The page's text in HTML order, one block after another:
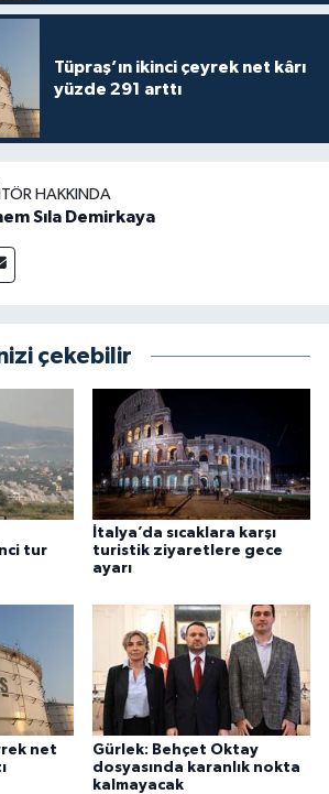
Tüpraş’ın ikinci çeyrek net kârı
yüzde 291 arttı
HAKKINDA
Sıla Demirkaya
çekebilir
tur
İtalya’da sıcaklara karşı
turistik ziyaretlere gece
ayarı
net
Gürlek: Behçet Oktay
dosyasında karanlık nokta
kalmayacak